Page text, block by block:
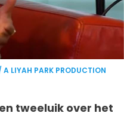
LIYAH PARK PRODUCTION
tweeluik over het